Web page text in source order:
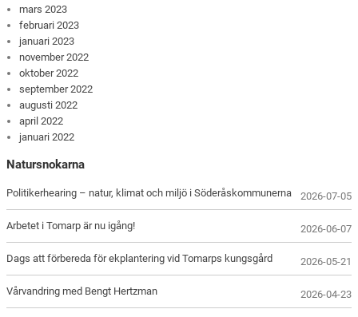
mars 2023
februari 2023
januari 2023
november 2022
oktober 2022
september 2022
augusti 2022
april 2022
januari 2022
Natursnokarna
Politikerhearing – natur, klimat och miljö i Söderåskommunerna 2026-07-05
Arbetet i Tomarp är nu igång! 2026-06-07
Dags att förbereda för ekplantering vid Tomarps kungsgård 2026-05-21
Vårvandring med Bengt Hertzman 2026-04-23